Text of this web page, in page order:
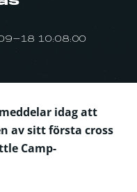
18 10:08:00
idag att
av sitt första cross
Camp-